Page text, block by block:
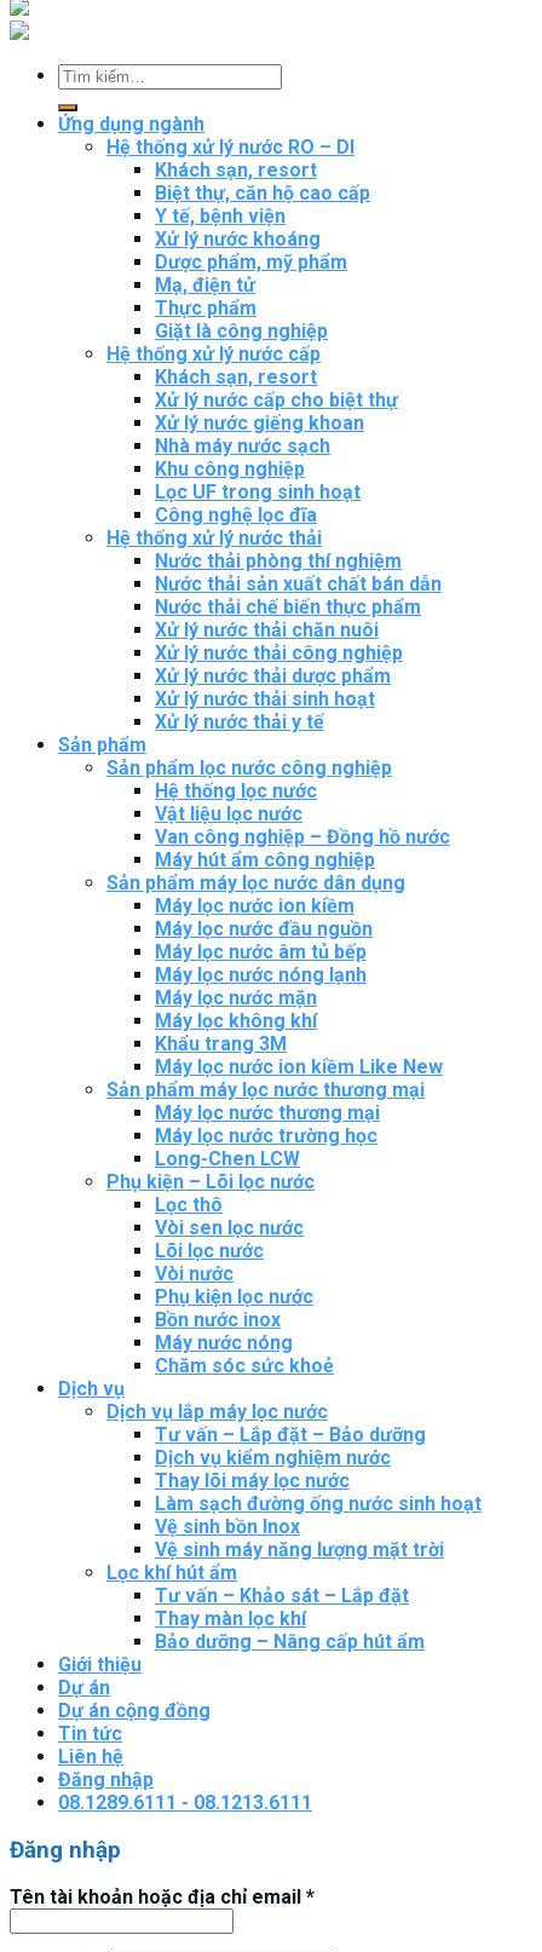
Tìm
kiếm:
Ứng dụng ngành
Hệ thống xử lý nước RO – DI
Khách sạn, resort
Biệt thự, căn hộ cao cấp
Y tế, bệnh viện
Xử lý nước khoáng
Dược phẩm, mỹ phẩm
Mạ, điện tử
Thực phẩm
Giặt là công nghiệp
Hệ thống xử lý nước cấp
Khách sạn, resort
Xử lý nước cấp cho biệt thự
Xử lý nước giếng khoan
Nhà máy nước sạch
Khu công nghiệp
Lọc UF trong sinh hoạt
Công nghệ lọc đĩa
Hệ thống xử lý nước thải
Nước thải phòng thí nghiệm
Nước thải sản xuất chất bán dẫn
Nước thải chế biến thực phẩm
Xử lý nước thải chăn nuôi
Xử lý nước thải công nghiệp
Xử lý nước thải dược phẩm
Xử lý nước thải sinh hoạt
Xử lý nước thải y tế
Sản phẩm
Sản phẩm lọc nước công nghiệp
Hệ thống lọc nước
Vật liệu lọc nước
Van công nghiệp – Đồng hồ nước
Máy hút ẩm công nghiệp
Sản phẩm máy lọc nước dân dụng
Máy lọc nước ion kiềm
Máy lọc nước đầu nguồn
Máy lọc nước âm tủ bếp
Máy lọc nước nóng lạnh
Máy lọc nước mặn
Máy lọc không khí
Khẩu trang 3M
Máy lọc nước ion kiềm Like New
Sản phẩm máy lọc nước thương mại
Máy lọc nước thương mại
Máy lọc nước trường học
Long-Chen LCW
Phụ kiện – Lõi lọc nước
Lọc thô
Vòi sen lọc nước
Lõi lọc nước
Vòi nước
Phụ kiện lọc nước
Bồn nước inox
Máy nước nóng
Chăm sóc sức khoẻ
Dịch vụ
Dịch vụ lắp máy lọc nước
Tư vấn – Lắp đặt – Bảo dưỡng
Dịch vụ kiểm nghiệm nước
Thay lõi máy lọc nước
Làm sạch đường ống nước sinh hoạt
Vệ sinh bồn Inox
Vệ sinh máy năng lượng mặt trời
Lọc khí hút ẩm
Tư vấn – Khảo sát – Lắp đặt
Thay màn lọc khí
Bảo dưỡng – Nâng cấp hút ẩm
Giới thiệu
Dự án
Dự án cộng đồng
Tin tức
Liên hệ
Đăng nhập
08.1289.6111 - 08.1213.6111
Đăng nhập
Tên tài khoản hoặc địa chỉ email *